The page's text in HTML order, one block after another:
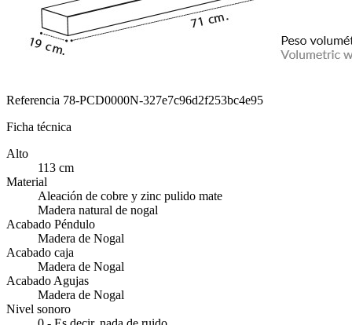
Referencia 78-PCD0000N-327e7c96d2f253bc4e95
Ficha técnica
Alto
113 cm
Material
Aleación de cobre y zinc pulido mate
Madera natural de nogal
Acabado Péndulo
Madera de Nogal
Acabado caja
Madera de Nogal
Acabado Agujas
Madera de Nogal
Nivel sonoro